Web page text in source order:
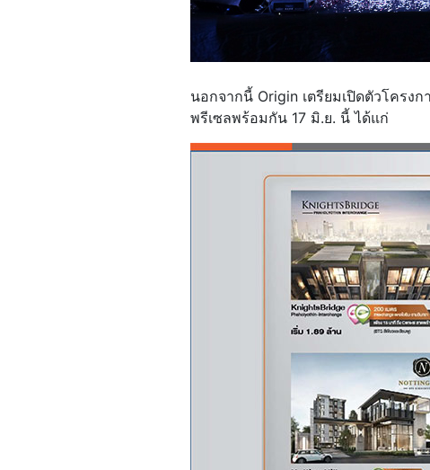
นอกจากนี้ Origin เตรียมเปิดตัวโคร
พรีเซลพร้อมกัน 17 มิ.ย. นี้ ได้แก่